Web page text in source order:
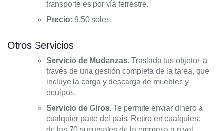
transporte es por vía terrestre.
Precio: 9,50 soles.
Otros Servicios
Servicio de Mudanzas. Traslada tus objetos a
través de una gestión completa de la tarea, que
incluye la carga y descarga de muebles y
equipos.
Servicio de Giros. Te permite enviar dinero a
cualquier parte del país. Retiro en cualquiera
de las 70 sucursales de la empresa a nivel